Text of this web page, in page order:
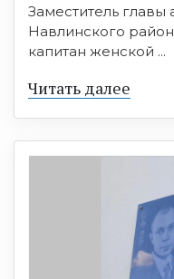
Заместитель
Навлинского
капитан женской ...
Читать далее